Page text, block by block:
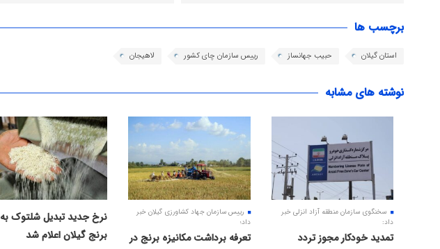
برچسب ها
استان گیلان حبیب جهانساز رییس سازمان چای کشور لاهیجان
نوشته های مشابه
سخنگوی سازمان منطقه آزاد انزلی خبر
داد:
تمدید خودکار مجوز تردد
رییس سازمان جهاد کشاورزی گیلان خبر
داد؛
تعرفه برداشت مکانیزه برنج در
نرخ جدید تبدیل شلتوک به
برنج گیلان اعلام شد